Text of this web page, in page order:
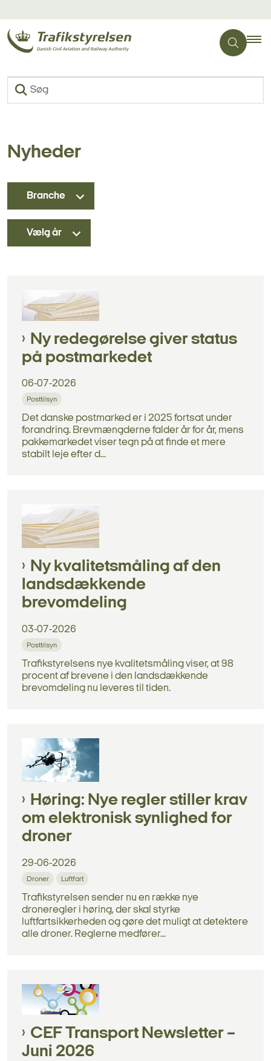
Nyheder
Branche
Vælg år
Ny redegørelse giver status
på postmarkedet
06-07-2026
Posttilsyn
Det danske postmarked er i 2025 fortsat under
forandring. Brevmængderne falder år for år, mens
pakkemarkedet viser tegn på at finde et mere
stabilt leje efter d...
Ny kvalitetsmåling af den
landsdækkende
brevomdeling
03-07-2026
Posttilsyn
Trafikstyrelsens nye kvalitetsmåling viser, at 98
procent af brevene i den landsdækkende
brevomdeling nu leveres til tiden.
Høring: Nye regler stiller krav
om elektronisk synlighed for
droner
29-06-2026
Droner Luftfart
Trafikstyrelsen sender nu en række nye
droneregler i høring, der skal styrke
luftfartsikkerheden og gøre det muligt at detektere
alle droner. Reglerne medfører...
CEF Transport Newsletter –
Juni 2026